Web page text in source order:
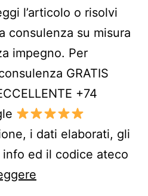
l’articolo o risolvi
consulenza su misura
impegno. Per
GRATIS
+74
i dati elaborati, gli
ed il codice ateco